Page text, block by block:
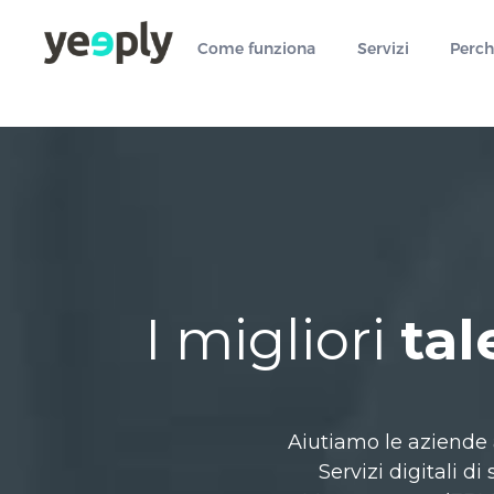
Come funziona Servizi
I migliori
Aiutiamo le aziende
Servizi digitali di